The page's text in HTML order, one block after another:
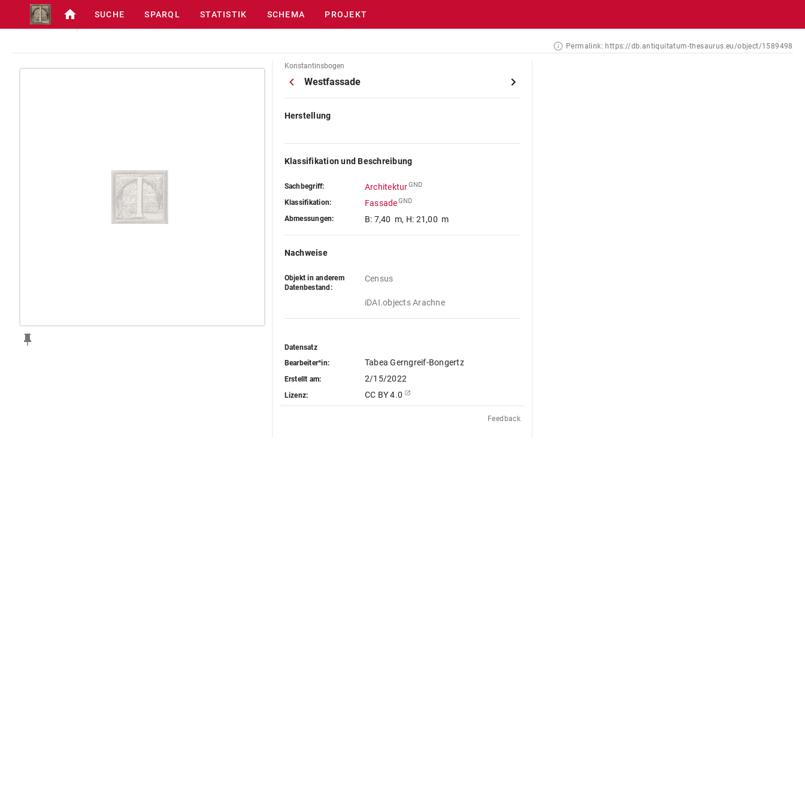
SUCHE SPARQL STATISTIK SCHEMA PROJEKT
Permalink: https://db.antiquitatum-thesaurus.eu/object/1589498
Konstantinsbogen
Westfassade
Herstellung
Klassifikation und Beschreibung
Sachbegriff: ArchitekturGND
Klassifikation: FassadeGND
Abmessungen: B: 7,40 m, H: 21,00 m
Nachweise
Objekt in anderem
Datenbestand:
Census
iDAI.objects Arachne
Datensatz
Bearbeiter*in:
Tabea Gerngreif-Bongertz
Erstellt am: 2/15/2022
Lizenz: CC BY 4.0
Feedback